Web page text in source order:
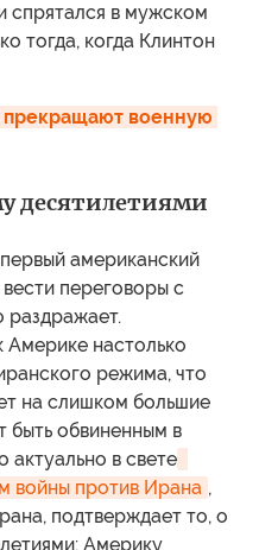
спрятался в мужском
тогда, когда Клинтон
военную
десятилетиями
американский
переговоры с
раздражает.
Америке настолько
режима, что
на слишком большие
быть обвиненным в
актуально в свете
войны против Ирана ,
подтверждает то, о
Америку